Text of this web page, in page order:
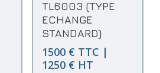
TL6003 (TYPE
ECHANGE
STANDARD)
1500 € TTC |
1250 € HT